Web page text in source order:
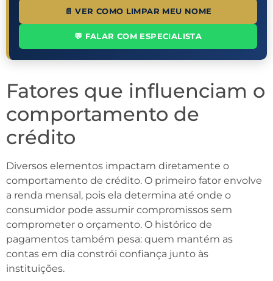
📄 VER COMO LIMPAR MEU NOME
💬 FALAR COM ESPECIALISTA
Fatores que influenciam o
comportamento de
crédito
Diversos elementos impactam diretamente o
comportamento de crédito. O primeiro fator envolve
a renda mensal, pois ela determina até onde o
consumidor pode assumir compromissos sem
comprometer o orçamento. O histórico de
pagamentos também pesa: quem mantém as
contas em dia constrói confiança junto às
instituições.